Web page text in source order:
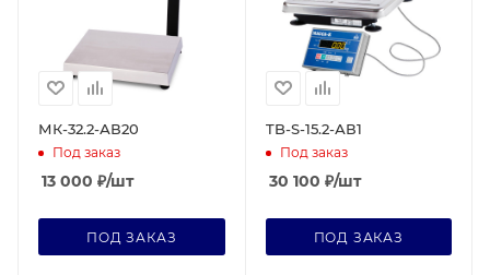
МК-32.2-АВ20
Под заказ
13 000 ₽/шт
ПОД ЗАКАЗ
TB-S-15.2-АВ1
Под заказ
30 100 ₽/шт
ПОД ЗАКАЗ